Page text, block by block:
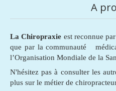
A
La Chiropraxie est reconnue
que par la communauté
l’Organisation Mondiale de la
N'hésitez pas à consulter les
plus sur le métier de